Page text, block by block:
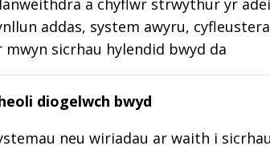
a chyflwr strwythur yr
addas, system awyru,
mwyn sicrhau hylendid bwyd da
diogelwch bwyd
neu wiriadau ar waith i